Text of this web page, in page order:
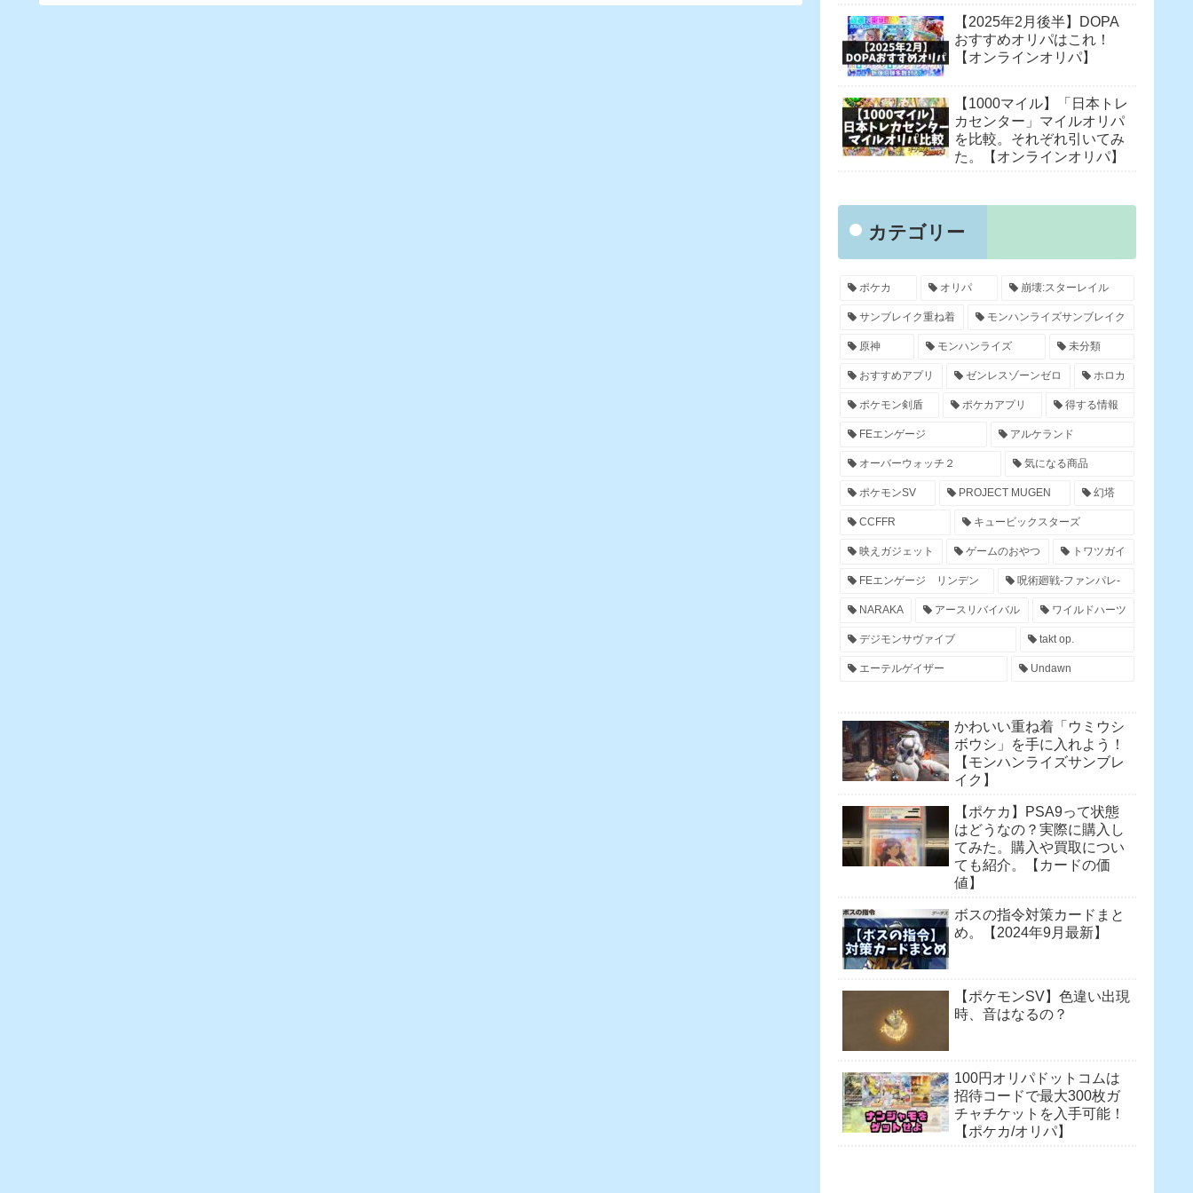
【2025年2月後半】DOPA
おすすめオリパはこれ！
【オンラインオリパ】
【1000マイル】「日本トレ
カセンター」マイルオリパ
を比較。それぞれ引いてみ
た。【オンラインオリパ】
カテゴリー
ポケカ オリパ 崩壊:スターレイル
サンブレイク重ね着 モンハンライズサンブレイク
原神 モンハンライズ 未分類
おすすめアプリ ゼンレスゾーンゼロ ホロカ
ポケモン剣盾 ポケカアプリ 得する情報
FEエンゲージ アルケランド
オーバーウォッチ２ 気になる商品
ポケモンSV PROJECT MUGEN 幻塔
CCFFR キュービックスターズ
映えガジェット ゲームのおやつ トワツガイ
FEエンゲージ リンデン 呪術廻戦-ファンパレ-
NARAKA アースリバイバル ワイルドハーツ
デジモンサヴァイブ takt op.
エーテルゲイザー Undawn
かわいい重ね着「ウミウシ
ボウシ」を手に入れよう！
【モンハンライズサンブレ
イク】
【ポケカ】PSA9って状態
はどうなの？実際に購入し
てみた。購入や買取につい
ても紹介。【カードの価
値】
ボスの指令対策カードまと
め。【2024年9月最新】
【ポケモンSV】色違い出現
時、音はなるの？
100円オリパドットコムは
招待コードで最大300枚ガ
チャチケットを入手可能！
【ポケカ/オリパ】